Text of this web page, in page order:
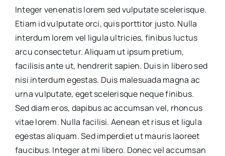
Integer venenatis lorem sed vulputate scelerisque.
Etiam id vulputate orci, quis porttitor justo. Nulla
interdum lorem vel ligula ultricies, finibus luctus
arcu consectetur. Aliquam ut ipsum pretium,
facilisis ante ut, hendrerit sapien. Duis in libero sed
nisi interdum egestas. Duis malesuada magna ac
urna vulputate, eget scelerisque neque finibus.
Sed diam eros, dapibus ac accumsan vel, rhoncus
vitae lorem. Nulla facilisi. Aenean et risus et ligula
egestas aliquam. Sed imperdiet ut mauris laoreet
faucibus. Integer at mi libero. Donec vel accumsan